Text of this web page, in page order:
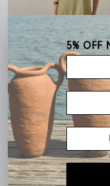
`Pantacourt Enseada
R$ 419,00R$ 209,50
Corte fluido e caimento
leve e cheio de
5% OFF